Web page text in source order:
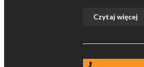
Czytaj więcej